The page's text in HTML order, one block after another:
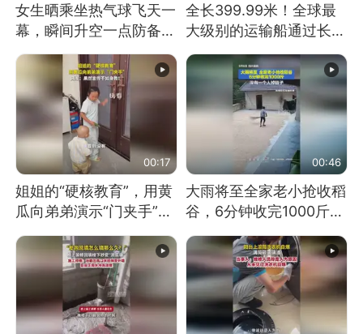
女生晒乘坐热气球飞天一
幕，瞬间升空一点防备都
没有
全长399.99米！全球最
大级别的运输船通过长江
大桥这一幕，太震撼了！
00:17
姐姐的“硬核教育”，用黄
瓜向弟弟演示“门夹手”，
网友：果然言传不如身
教！
00:46
大雨将至全家老小抢收稻
谷，6分钟收完1000斤，
没有一个人掉链子